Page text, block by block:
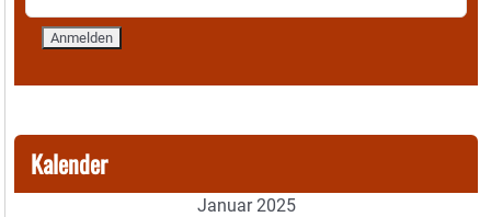
Kalender
Januar 2025